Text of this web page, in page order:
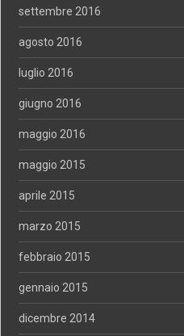
settembre 2016
agosto 2016
luglio 2016
giugno 2016
maggio 2016
maggio 2015
aprile 2015
marzo 2015
febbraio 2015
gennaio 2015
dicembre 2014